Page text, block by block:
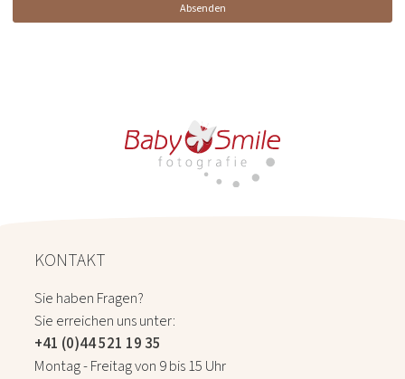
Absenden
KONTAKT
Sie haben Fragen?
Sie erreichen uns unter:
+41 (0)44 521 19 35
Montag - Freitag von 9 bis 15 Uhr